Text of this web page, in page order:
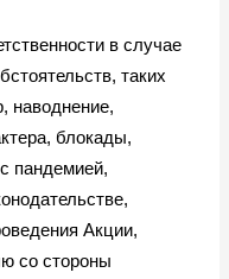
в случае
таких
наводнение,
блокады,
пандемией,
Акции,
со стороны